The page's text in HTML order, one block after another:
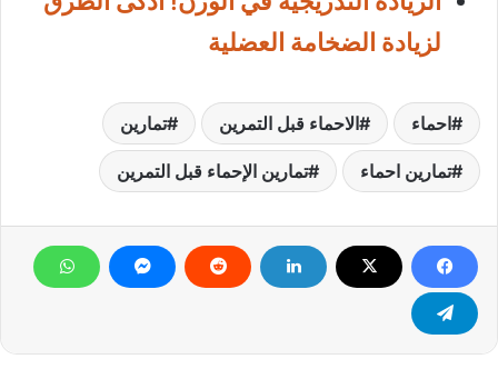
لزيادة الضخامة العضلية
احماء الاحماء قبل التمرين تمارين
تمارين احماء تمارين الإحماء قبل التمرين